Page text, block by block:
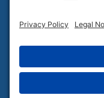
Abonnez-